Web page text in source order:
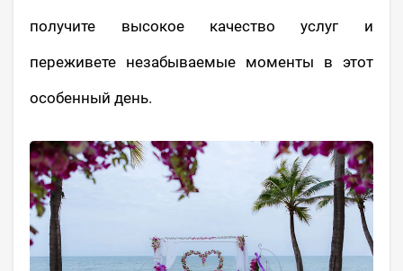
получите высокое качество услуг и
переживете незабываемые моменты в этот
особенный день.